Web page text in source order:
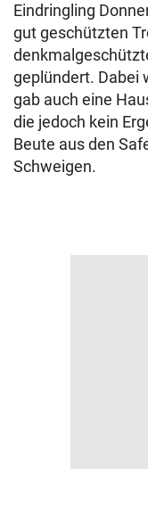
Eindringling
gut geschützten
geplündert. Dabei
gab auch eine
die jedoch kein
Beute aus den
Schweigen.